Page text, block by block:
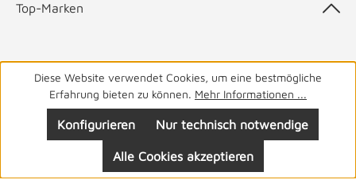
Top-Marken
Haben Sie Fragen? Wir helfen Ihnen gerne. 05141 9940
von 8-19 Uhr
Diese Website verwendet Cookies, um eine bestmögliche
Erfahrung bieten zu können. Mehr Informationen ...
Nur technisch notwendige
Konfigurieren
Alle Cookies akzeptieren